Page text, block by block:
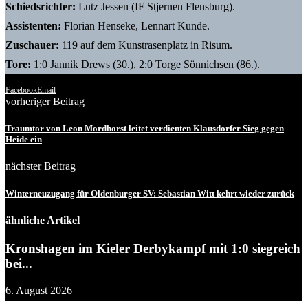
Schiedsrichter: Lutz Jessen (IF Stjernen Flensburg).
Assistenten: Florian Henseke, Lennart Kunde.
Zuschauer: 119 auf dem Kunstrasenplatz in Risum.
Tore: 1:0 Jannik Drews (30.), 2:0 Torge Sönnichsen (86.).
FacebookEmail
vorheriger Beitrag
Traumtor von Leon Mordhorst leitet verdienten Klausdorfer Sieg gegen
Heide ein
nächster Beitrag
Winterneuzugang für Oldenburger SV: Sebastian Witt kehrt wieder zurück
ähnliche Artikel
Kronshagen im Kieler Derbykampf mit 1:0 siegreich
bei...
6. August 2026